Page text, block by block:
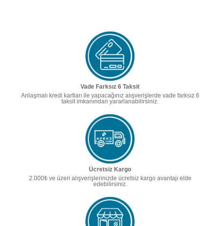
Vade Farksız 6 Taksit
Anlaşmalı kredi kartları ile yapacağınız alışverişlerde vade farksız 6
taksit imkanından yararlanabilirsiniz.
Ücretsiz Kargo
2.000₺ ve üzeri alışverişlerinizde ücretsiz kargo avantajı elde
edebilirsiniz.